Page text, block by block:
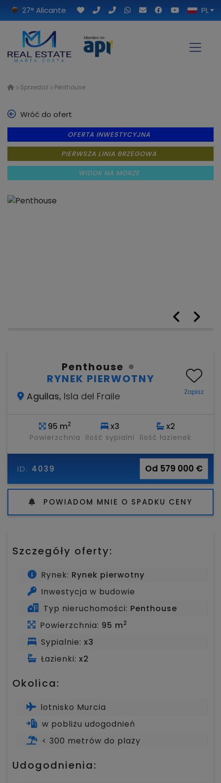
27° Alicante PL
Sprzedaż Penthouse
Wróć do ofert
Szczegóły oferty:
Rynek: Rynek pierwotny
Inwestycja w budowie
Typ nieruchomości: Penthouse
Powierzchnia: 95 m2
Sypialnie: x3
Łazienki: x2
Okolica:
lotnisko Murcia
w pobliżu udogodnień
< 300 metrów do plaży
Udogodnienia:
OFERTA INWESTYCYJNA
PIERWSZA LINIA BRZEGOWA
WIDOK NA MORZE
Penthouse
RYNEK PIERWOTNY
Aguilas, Isla del Fraile Zapisz
95 m2
Powierzchnia
x3
Ilość sypialni
x2
Ilość łazienek
ID: 4039 Od 579 000 €
POWIADOM MNIE O SPADKU CENY